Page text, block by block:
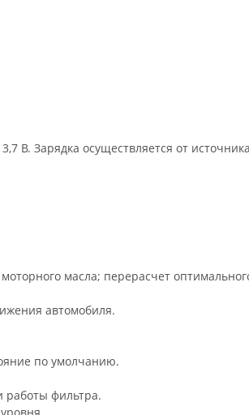
Зарядка осуществляется от
масла; перерасчет
автомобиля.
по умолчанию.
работы фильтра.